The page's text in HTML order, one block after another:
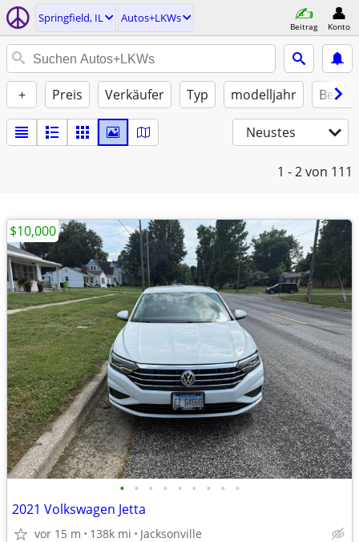
Springfield, IL Autos+LKWs
Beitrag Konto
+ Preis Verkäufer Typ modelljahr Benzin
Neustes
1 - 2von 111
• • • • • • • • •
2021 Volkswagen Jetta
vor 15 m 138k mi Jacksonville
$10,000